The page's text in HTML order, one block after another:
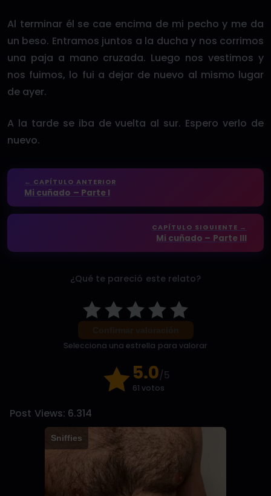
Al terminar él se cae encima de mi pecho y me da
un beso. Entramos juntos a la ducha y nos corrimos
una paja a mano cruzada. Luego nos vestimos y
nos fuimos, lo fui a dejar de nuevo al mismo lugar
de ayer.
A la tarde se iba de vuelta al sur. Espero verlo de
nuevo.
← CAPÍTULO ANTERIOR
Mi cuñado – Parte I
CAPÍTULO SIGUIENTE →
Mi cuñado – Parte III
¿Qué te pareció este relato?
Selecciona una estrella para valorar
5.0/5
61 votos
Post Views: 6.314
Sniffies